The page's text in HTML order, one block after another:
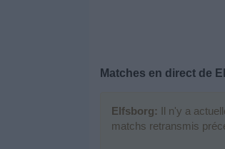
Matches en direct de
Elfsborg: Il n'y a
matchs retransmis